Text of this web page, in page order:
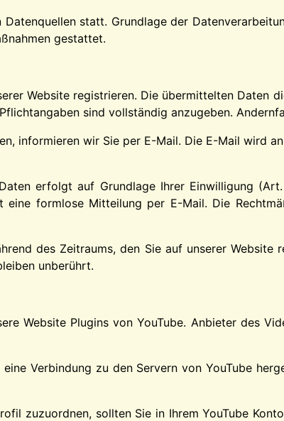
statt. Grundlage der
gestattet.
Website registrieren. Die übermittelten Daten
sind vollständig anzugeben.
informieren wir Sie per E-Mail. Die E-Mail wird
erfolgt auf Grundlage Ihrer Einwilligung
formlose Mitteilung per E-Mail. Die
des Zeitraums, den Sie auf unserer
unberührt.
Website Plugins von YouTube. Anbieter des
Verbindung zu den Servern von YouTube
zuzuordnen, sollten Sie in Ihrem YouTube